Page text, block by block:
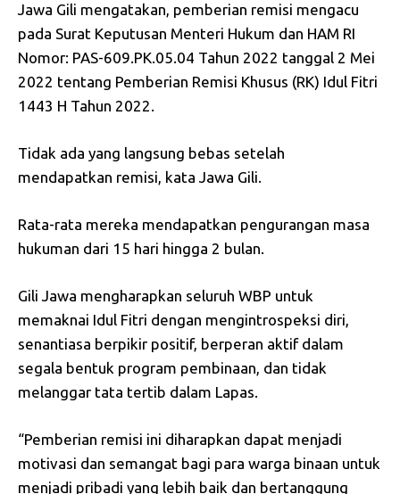
Jawa Gili mengatakan, pemberian remisi mengacu
pada Surat Keputusan Menteri Hukum dan HAM RI
Nomor: PAS-609.PK.05.04 Tahun 2022 tanggal 2 Mei
2022 tentang Pemberian Remisi Khusus (RK) Idul Fitri
1443 H Tahun 2022.
Tidak ada yang langsung bebas setelah
mendapatkan remisi, kata Jawa Gili.
Rata-rata mereka mendapatkan pengurangan masa
hukuman dari 15 hari hingga 2 bulan.
Gili Jawa mengharapkan seluruh WBP untuk
memaknai Idul Fitri dengan mengintrospeksi diri,
senantiasa berpikir positif, berperan aktif dalam
segala bentuk program pembinaan, dan tidak
melanggar tata tertib dalam Lapas.
“Pemberian remisi ini diharapkan dapat menjadi
motivasi dan semangat bagi para warga binaan untuk
menjadi pribadi yang lebih baik dan bertanggung